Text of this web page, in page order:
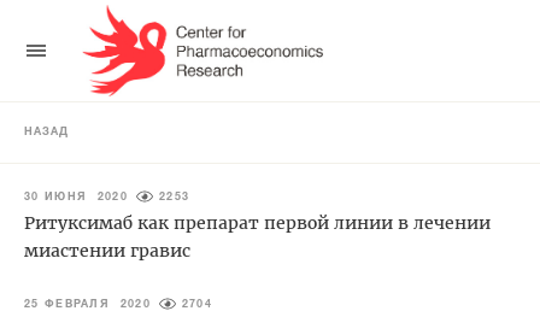
НАЗАД
30 ИЮНЯ 2020 2253
Ритуксимаб как препарат первой линии в лечении
миастении гравис
25 ФЕВРАЛЯ 2020 2704